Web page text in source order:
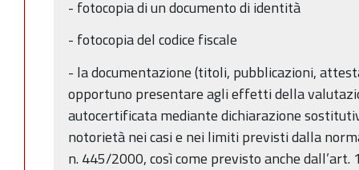
- fotocopia di un documento di identità
- fotocopia del codice fiscale
- la documentazione (titoli, pubblicazioni,
opportuno presentare agli effetti della
autocertificata mediante dichiarazione
notorietà nei casi e nei limiti previsti dalla
n. 445/2000, così come previsto anche